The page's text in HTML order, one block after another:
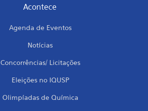
Acontece
Agenda de Eventos
Notícias
Concorrências/ Licitações
Eleições no IQUSP
Olimpíadas de Química